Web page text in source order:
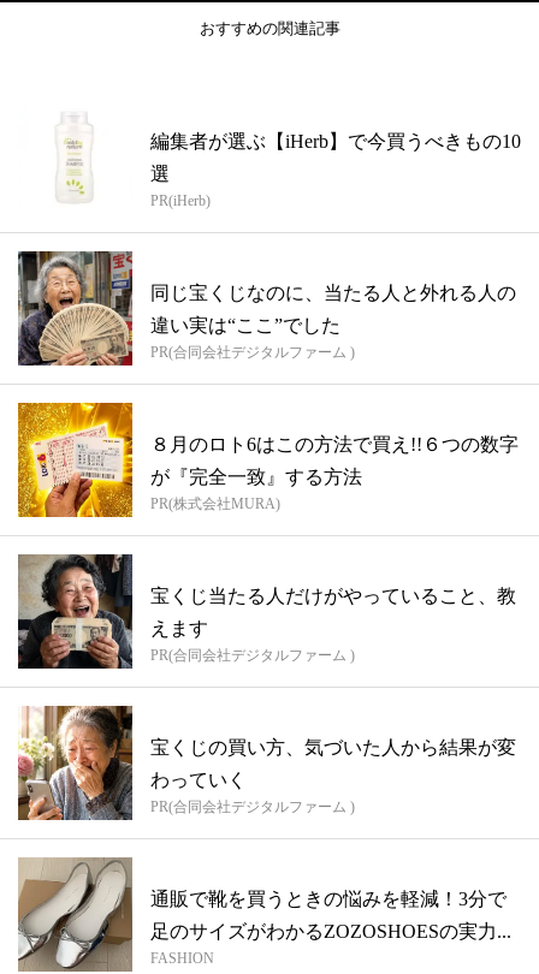
おすすめの関連記事
編集者が選ぶ【iHerb】で今買うべきもの10
選
PR(iHerb)
同じ宝くじなのに、当たる人と外れる人の
違い実は“ここ”でした
PR(合同会社デジタルファーム )
８月のロト6はこの方法で買え!!６つの数字
が『完全一致』する方法
PR(株式会社MURA)
宝くじ当たる人だけがやっていること、教
えます
PR(合同会社デジタルファーム )
宝くじの買い方、気づいた人から結果が変
わっていく
PR(合同会社デジタルファーム )
通販で靴を買うときの悩みを軽減！3分で
足のサイズがわかるZOZOSHOESの実力...
FASHION